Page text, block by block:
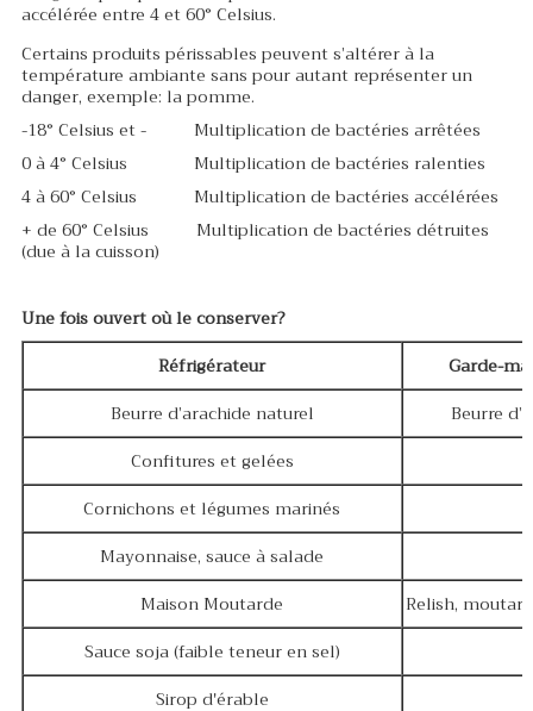
accélérée entre 4 et 60° Celsius.
Certains produits périssables peuvent s’altérer à la
température ambiante sans pour autant représenter un
danger, exemple: la pomme.
-18° Celsius et - Multiplication de bactéries arrêtées
0 à 4° Celsius Multiplication de bactéries ralenties
4 à 60° Celsius Multiplication de bactéries accélérées
+ de 60° Celsius Multiplication de bactéries détruites
(due à la cuisson)
Une fois ouvert où le conserver?
Réfrigérateur
Garde-
Beurre d’arachide naturel
Beurre
Confitures et gelées
Cornichons et légumes marinés
Mayonnaise, sauce à salade
Maison Moutarde
Relish,
Sauce soja (faible teneur en sel)
Sirop d'érable